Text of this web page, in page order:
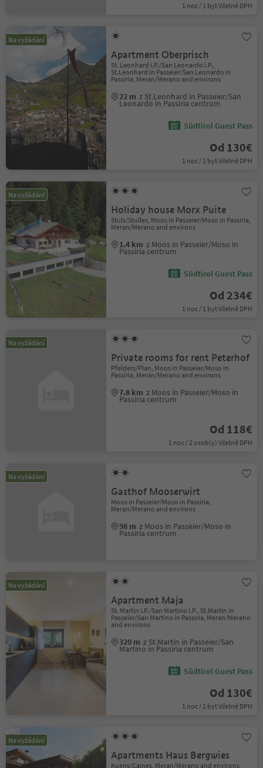
1 noc / 1 byt Včetně DPH
Na vyžádání
Apartment Oberprisch
St. Leonhard i.P./San Leonardo i.P.,
St.Leonhard in Passeier/San Leonardo in
Passiria, Meran/Merano and environs
22 m z St.Leonhard in Passeier/San
Leonardo in Passiria centrum
Südtirol Guest Pass
Od 130€
1 noc / 1 byt Včetně DPH
Na vyžádání
Holiday house Morx Puite
Stuls/Stulles, Moos in Passeier/Moso in Passiria,
Meran/Merano and environs
1.4 km z Moos in Passeier/Moso in
Passiria centrum
Südtirol Guest Pass
Od 234€
1 noc / 1 byt Včetně DPH
Na vyžádání
Private rooms for rent Peterhof
Pfelders/Plan, Moos in Passeier/Moso in
Passiria, Meran/Merano and environs
7.8 km z Moos in Passeier/Moso in
Passiria centrum
Od 118€
1 noc / 2 osob(y) Včetně DPH
Na vyžádání
Gasthof Mooserwirt
Moos in Passeier/Moso in Passiria,
Meran/Merano and environs
98 m z Moos in Passeier/Moso in
Passiria centrum
Na vyžádání
Apartment Maja
St. Martin i.P./San Martino i.P., St.Martin in
Passeier/San Martino in Passiria, Meran/Merano
and environs
320 m z St.Martin in Passeier/San
Martino in Passiria centrum
Südtirol Guest Pass
Od 130€
1 noc / 1 byt Včetně DPH
Na vyžádání
Apartments Haus Bergwies
Kuens/Caines, Meran/Merano and environs